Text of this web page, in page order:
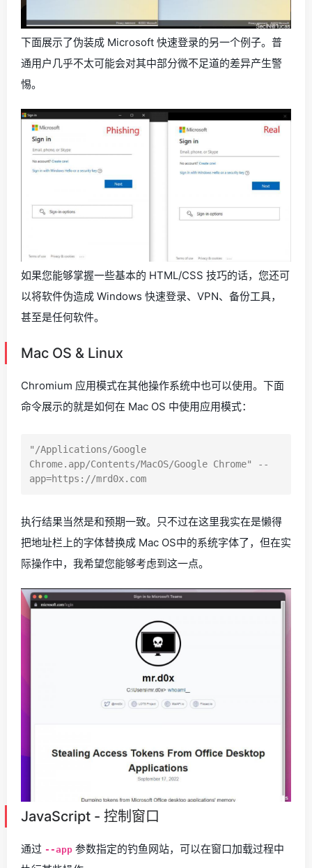
下面展示了伪装成 Microsoft 快速登录的另一个例子。普
通用户几乎不太可能会对其中部分微不足道的差异产生警
惕。
如果您能够掌握一些基本的 HTML/CSS 技巧的话，您还可
以将软件伪造成 Windows 快速登录、VPN、备份工具，
甚至是任何软件。
Mac OS & Linux
Chromium 应用模式在其他操作系统中也可以使用。下面
命令展示的就是如何在 Mac OS 中使用应用模式：
"/Applications/Google
Chrome.app/Contents/MacOS/Google Chrome" --
执行结果当然是和预期一致。只不过在这里我实在是懒得
把地址栏上的字体替换成 Mac OS中的系统字体了，但在实
际操作中，我希望您能够考虑到这一点。
JavaScript - 控制窗口
通过 --app 参数指定的钓鱼网站，可以在窗口加载过程中